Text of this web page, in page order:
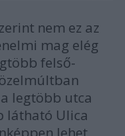
nem ez az
mag elég
felső-
legtöbb utca
látható Ulica
lehet